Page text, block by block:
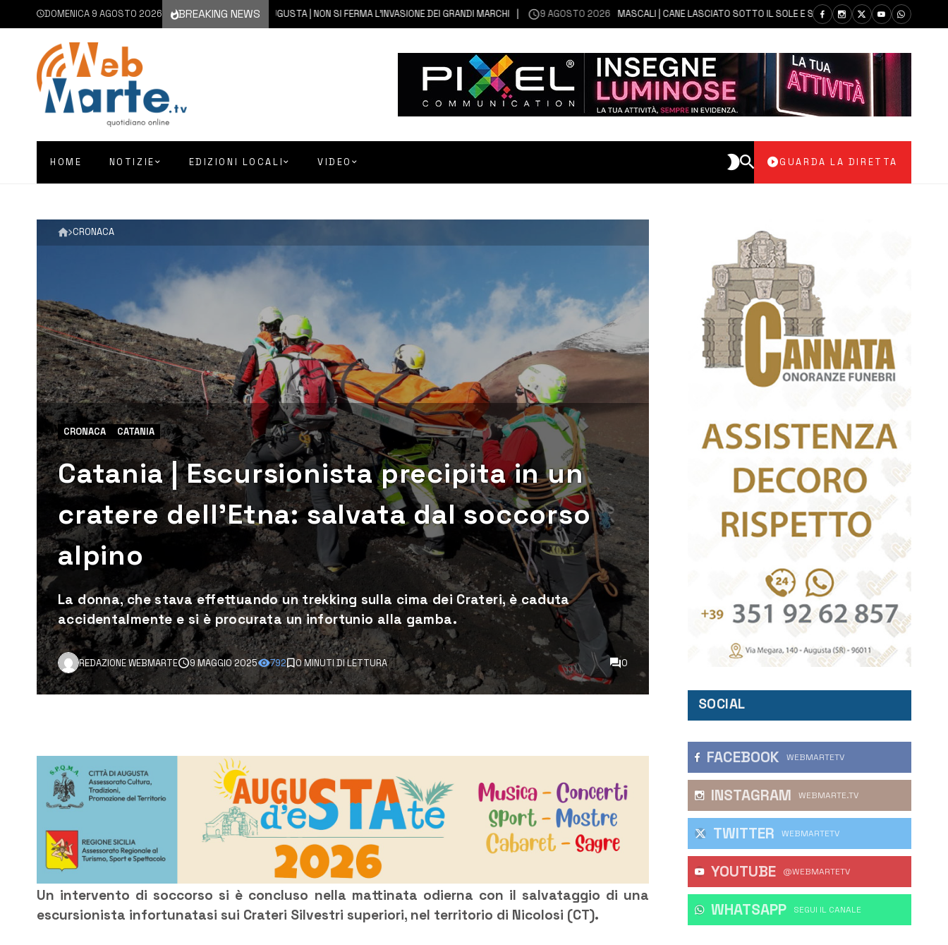
DOMENICA 9 AGOSTO 2026 BREAKING NEWS
9 AGOSTO 2026 AUGUSTA | NON SI FERMA L’INVASIONE DEI GRANDI MARCHI 9 AGOSTO 2026 MASCALI | CANE LASCIATO SOTTO IL SOLE E SENZA ACQUA: CARABINIERI
HOME NOTIZIE EDIZIONI LOCALI VIDEO GUARDA LA DIRETTA
CRONACA
CRONACA CATANIA
Catania | Escursionista precipita in un
cratere dell’Etna: salvata dal soccorso
alpino
La donna, che stava effettuando un trekking sulla cima dei Crateri, è caduta
accidentalmente e si è procurata un infortunio alla gamba.
REDAZIONE WEBMARTE 9 MAGGIO 2025 792 0 MINUTI DI LETTURA 0
Un intervento di soccorso si è concluso nella mattinata odierna con il salvataggio di una
escursionista infortunatasi sui Crateri Silvestri superiori, nel territorio di Nicolosi (CT).
SOCIAL
FACEBOOK WEBMARTETV
INSTAGRAM WEBMARTE.TV
TWITTER WEBMARTETV
YOUTUBE @WEBMARTETV
WHATSAPP ‎SEGUI IL CANALE